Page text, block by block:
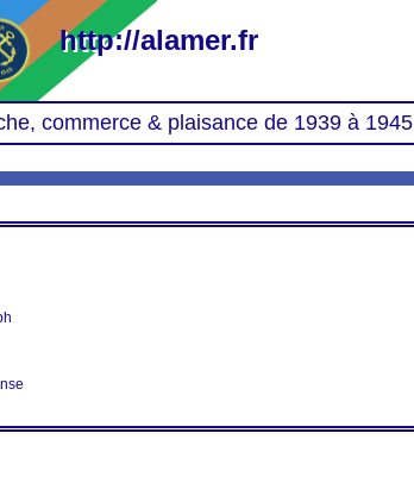
http://alamer.fr
commerce & plaisance de 1939 à 1945